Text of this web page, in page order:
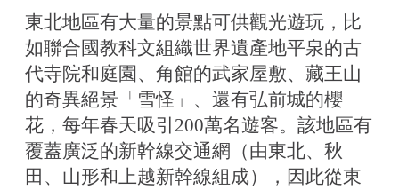
東北地區有大量的景點可供觀光遊玩，比
如聯合國教科文組織世界遺產地平泉的古
代寺院和庭園、角館的武家屋敷、藏王山
的奇異絕景「雪怪」、還有弘前城的櫻
花，每年春天吸引200萬名遊客。該地區有
覆蓋廣泛的新幹線交通網（由東北、秋
田、山形和上越新幹線組成），因此從東